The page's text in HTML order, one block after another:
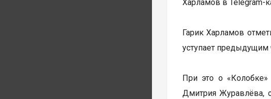
Харламов в Telegram-
Гарик Харламов
уступает предыдущим
При это о
Дмитрия Журавлёва,